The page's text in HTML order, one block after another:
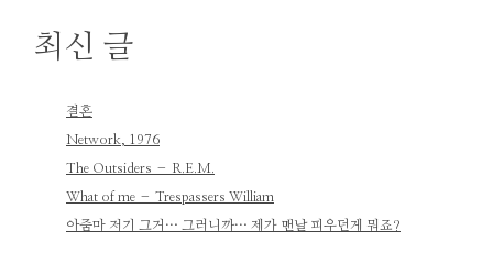
최신 글
결혼
Network, 1976
The Outsiders – R.E.M.
What of me – Trespassers William
아줌마 저기 그거… 그러니까… 제가 맨날 피우던게 뭐죠?